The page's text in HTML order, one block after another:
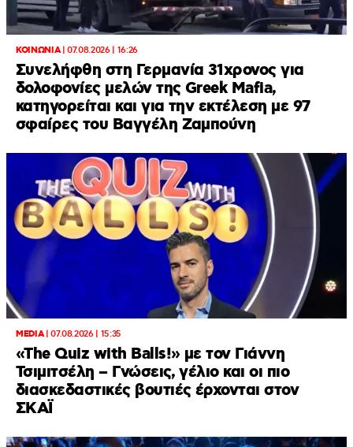
ΚΟΙΝΩΝΙΑ|07.08.2026 | 16:26
Συνελήφθη στη Γερμανία 31χρονος για
δολοφονίες μελών της Greek Mafia,
κατηγορείται και για την εκτέλεση με 97
σφαίρες του Βαγγέλη Ζαμπούνη
MEDIA|07.08.2026 | 15:35
«The Quiz with Balls!» με τον Γιάννη
Τσιμιτσέλη – Γνώσεις, γέλιο και οι πιο
διασκεδαστικές βουτιές έρχονται στον
ΣΚΑΪ